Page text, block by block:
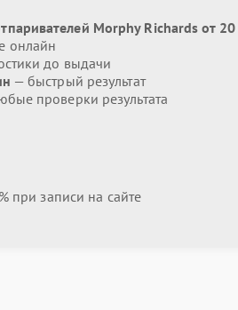
Morphy Richards от
онлайн
до выдачи
— быстрый результат
проверки результата
при записи на сайте